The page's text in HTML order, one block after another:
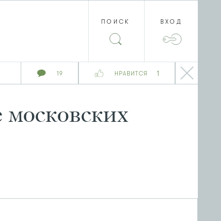
19 НРАВИТСЯ 1
ПОИСК ВХОД